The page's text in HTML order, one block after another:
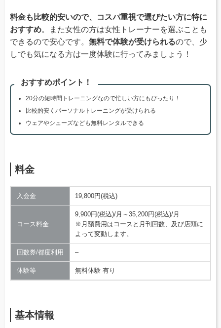
料金も比較的安いので、コスパ重視で選びたい方に特に
おすすめ。また女性の方は女性トレーナーを選ぶことも
できるので安心です。 無料で体験が受けられるので、少
しでも気になる方は一度体験に行ってみましょう！
おすすめポイント！
20分の短時間トレーニングなので忙しい方にもぴったり！
比較的安くパーソナルトレーニングが受けられる
ウェアやシューズなども無料レンタルできる
料金
入会金 19,800円(税込)
コース料金
9,900円(税込)/月～35,200円(税込)/月
※月額費用はコースと月刊回数、及び店頭に
よって変動します。
回数券/都度利用 –
体験等 無料体験 有り
基本情報